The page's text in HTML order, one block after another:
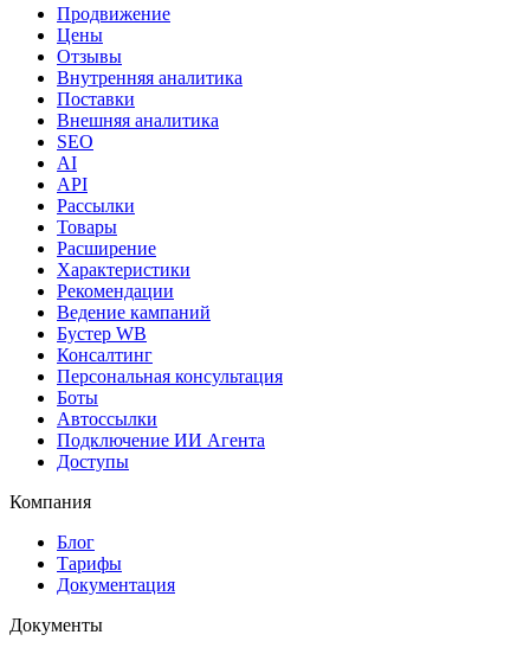
Продвижение
Цены
Отзывы
Внутренняя аналитика
Поставки
Внешняя аналитика
SEO
AI
API
Рассылки
Товары
Расширение
Характеристики
Рекомендации
Ведение кампаний
Бустер WB
Консалтинг
Персональная консультация
Боты
Автоссылки
Подключение ИИ Агента
Доступы
Компания
Блог
Тарифы
Документация
Документы